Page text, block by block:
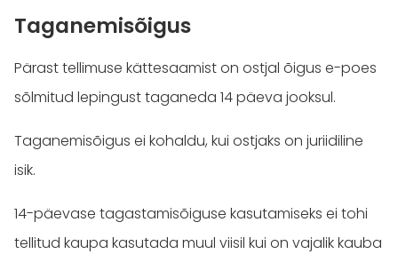
Taganemisõigus
Pärast tellimuse kättesaamist on ostjal õigus e-poes
sõlmitud lepingust taganeda 14 päeva jooksul.
Taganemisõigus ei kohaldu, kui ostjaks on juriidiline
isik.
14-päevase tagastamisõiguse kasutamiseks ei tohi
tellitud kaupa kasutada muul viisil kui on vajalik kauba